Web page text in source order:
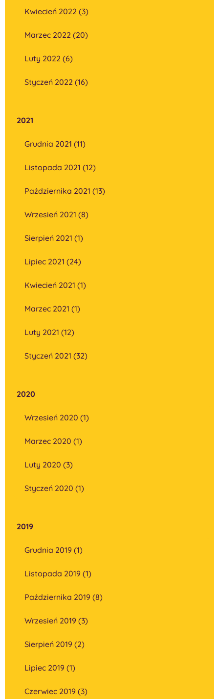
Kwiecień 2022 (3)
Marzec 2022 (20)
Luty 2022 (6)
Styczeń 2022 (16)
2021
Grudnia 2021 (11)
Listopada 2021 (12)
Października 2021 (13)
Wrzesień 2021 (8)
Sierpień 2021 (1)
Lipiec 2021 (24)
Kwiecień 2021 (1)
Marzec 2021 (1)
Luty 2021 (12)
Styczeń 2021 (32)
2020
Wrzesień 2020 (1)
Marzec 2020 (1)
Luty 2020 (3)
Styczeń 2020 (1)
2019
Grudnia 2019 (1)
Listopada 2019 (1)
Października 2019 (8)
Wrzesień 2019 (3)
Sierpień 2019 (2)
Lipiec 2019 (1)
Czerwiec 2019 (3)